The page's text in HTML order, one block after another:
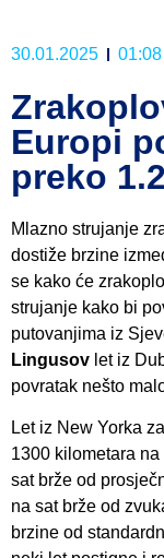
30.01.2025 01:08
Europi
preko
Mlazno strujanje
dostiže brzine
se kako će
strujanje kako bi
putovanjima iz
Lingusov let iz
povratak nešto
Let iz New Yorka
1300 kilometara
sat brže od
na sat brže od
brzine od